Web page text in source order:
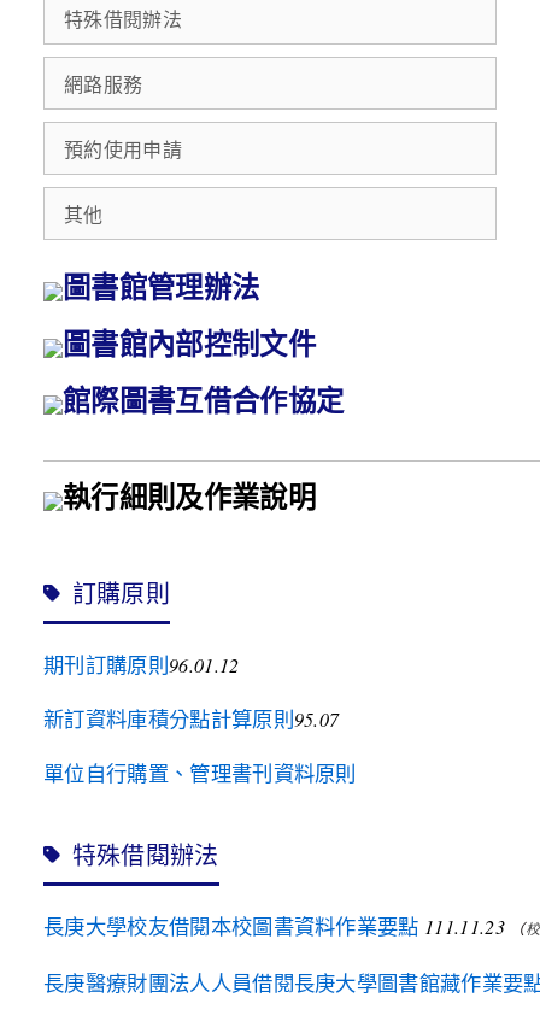
特殊借閱辦法
網路服務
預約使用申請
其他
圖書館管理辦法
圖書館內部控制文件
館際圖書互借合作協定
執行細則及作業說明
訂購原則
期刊訂購原則96.01.12
新訂資料庫積分點計算原則95.07
單位自行購置、管理書刊資料原則
特殊借閱辦法
長庚大學校友借閱本校圖書資料作業要點 111.11.23 （
長庚醫療財團法人人員借閱長庚大學圖書館藏作業要